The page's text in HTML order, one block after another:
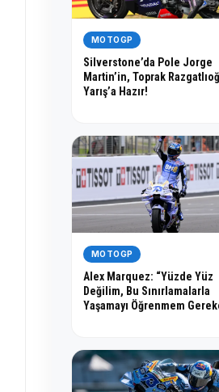
MOTOGP
Silverstone’da Pole Jorge
Martin’in, Toprak
Yarış’a Hazır!
MOTOGP
Alex Marquez: “Yüzde Yüz
Değilim, Bu Sınırlamalarla
Yaşamayı Öğrenmem